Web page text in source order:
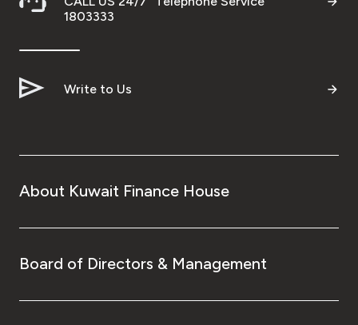
1803333
Write to Us
About Kuwait Finance House
Board of Directors & Management